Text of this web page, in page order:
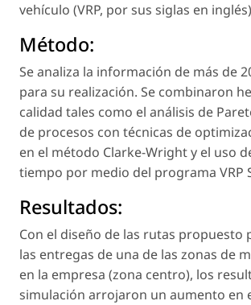
vehículo (VRP, por sus siglas en
Método:
Se analiza la información de más de
para su realización. Se combinaron
calidad tales como el análisis de
de procesos con técnicas de
en el método Clarke-Wright y el uso
tiempo por medio del programa VRP
Resultados:
Con el diseño de las rutas propuesto
las entregas de una de las zonas de
en la empresa (zona centro), los
simulación arrojaron un aumento en